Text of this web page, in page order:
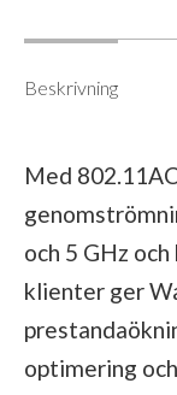
Beskrivning
Med
och 5 GHz
klienter ger
optimering